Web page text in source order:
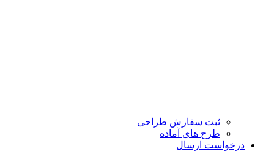
ثبت سفارش طراحی
طرح های آماده
درخواست ارسال